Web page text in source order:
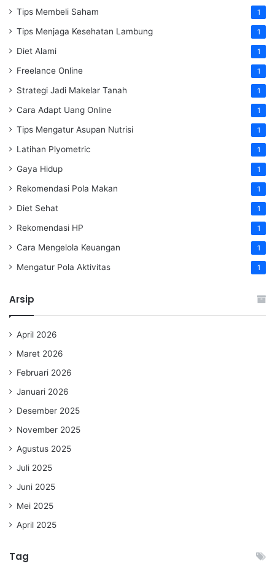
Tips Membeli Saham 1
Tips Menjaga Kesehatan Lambung 1
Diet Alami 1
Freelance Online 1
Strategi Jadi Makelar Tanah 1
Cara Adapt Uang Online 1
Tips Mengatur Asupan Nutrisi 1
Latihan Plyometric 1
Gaya Hidup 1
Rekomendasi Pola Makan 1
Diet Sehat 1
Rekomendasi HP 1
Cara Mengelola Keuangan 1
Mengatur Pola Aktivitas 1
Arsip
April 2026
Maret 2026
Februari 2026
Januari 2026
Desember 2025
November 2025
Agustus 2025
Juli 2025
Juni 2025
Mei 2025
April 2025
Tag